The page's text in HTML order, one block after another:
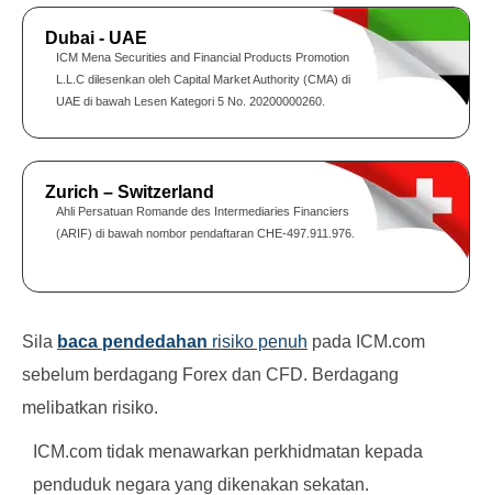
Dubai - UAE
ICM Mena Securities and Financial Products Promotion
L.L.C dilesenkan oleh Capital Market Authority (CMA) di
UAE di bawah Lesen Kategori 5 No. 20200000260.
Zurich – Switzerland
Ahli Persatuan Romande des Intermediaries Financiers
(ARIF) di bawah nombor pendaftaran CHE-497.911.976.
Sila baca pendedahan risiko penuh pada ICM.com
sebelum berdagang Forex dan CFD. Berdagang
melibatkan risiko.
ICM.com tidak menawarkan perkhidmatan kepada
penduduk negara yang dikenakan sekatan.